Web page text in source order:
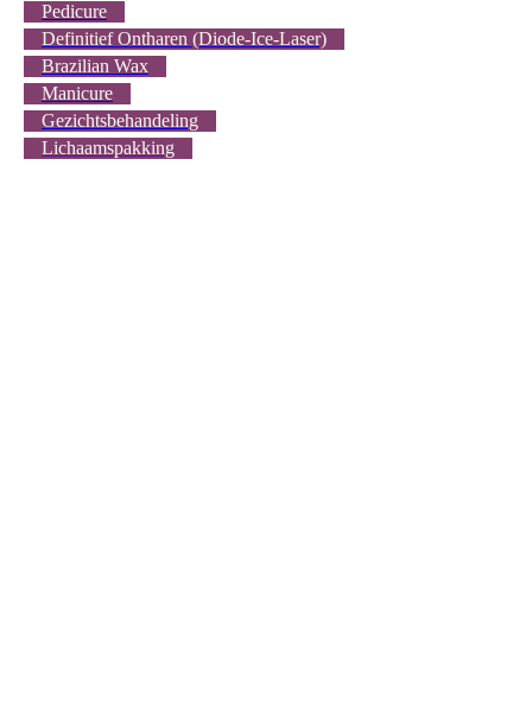
Pedicure
Definitief Ontharen (Diode-Ice-Laser)
Brazilian Wax
Manicure
Gezichtsbehandeling
Lichaamspakking